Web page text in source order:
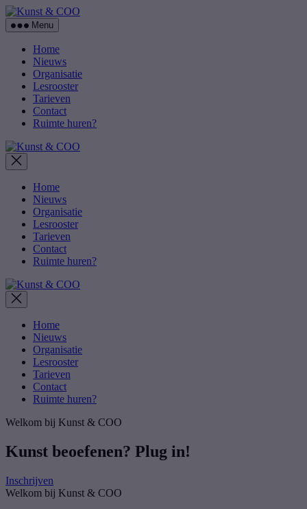
Skip
to
the
content
Menu
Home
Nieuws
Organisatie
Lesrooster
Tarieven
Contact
Ruimte huren?
Home
Nieuws
Organisatie
Lesrooster
Tarieven
Contact
Ruimte huren?
Home
Nieuws
Organisatie
Lesrooster
Tarieven
Contact
Ruimte huren?
Welkom bij Kunst & COO
Kunst beoefenen? Plug in!
Inschrijven
Welkom bij Kunst & COO